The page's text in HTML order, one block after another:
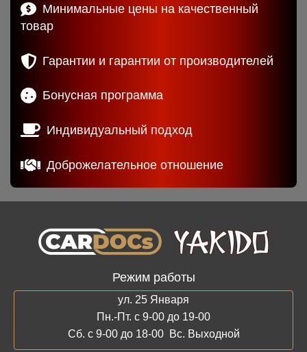
Минимальные цены на качественный
товар
Гарантии и гарантии от производителей
Бонусная программа
Индивидуальный подход
Доброжелательное отношение
Режим работы
ул. 25 Января
Пн.-Пт. с 9-00 до 19-00
Сб. с 9-00 до 18-00 Вс. Выходной